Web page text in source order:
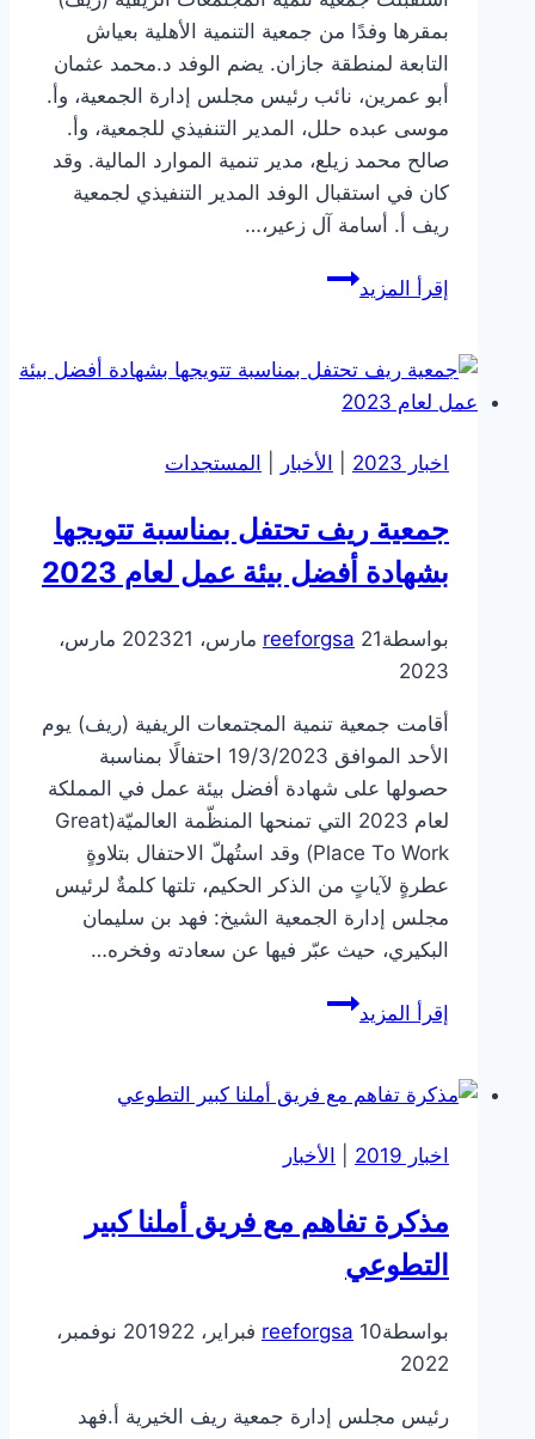
بمقرها وفدًا من جمعية التنمية الأهلية بعياش
التابعة لمنطقة جازان. يضم الوفد د.محمد عثمان
أبو عمرين، نائب رئيس مجلس إدارة الجمعية، وأ.
موسى عبده حلل، المدير التنفيذي للجمعية، وأ.
صالح محمد زيلع، مدير تنمية الموارد المالية. وقد
كان في استقبال الوفد المدير التنفيذي لجمعية
ريف أ. أسامة آل زعير،…
إقرأ المزيدجمعية
وفدًا
من
التنمية
بعياش
اخبار 2023 الأخبار المستجدات
جمعية ريف تحتفل بمناسبة تتويجها
بشهادة أفضل بيئة عمل لعام 2023
بواسطة reeforgsa 21 مارس، 2023
21 مارس،
2023
أقامت جمعية تنمية المجتمعات الريفية (ريف) يوم
الأحد الموافق 19/3/2023 احتفالًا بمناسبة
حصولها على شهادة أفضل بيئة عمل في المملكة
لعام 2023 التي تمنحها المنظّمة العالميّة(Great
Place To Work) وقد استُهلّ الاحتفال بتلاوةٍ
عطرةٍ لآياتٍ من الذكر الحكيم، تلتها كلمةٌ لرئيس
مجلس إدارة الجمعية الشيخ: فهد بن سليمان
البكيري، حيث عبّر فيها عن سعادته وفخره…
إقرأ المزيدجمعية
بمناسبة
بشهادة
بيئة
2023
اخبار 2019 الأخبار
مذكرة تفاهم مع فريق أملنا كبير
التطوعي
بواسطة reeforgsa 10 فبراير، 2019
22 نوفمبر،
2022
رئيس مجلس إدارة جمعية ريف الخيرية أ.فهد